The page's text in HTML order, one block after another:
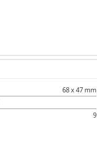
68 x 47 mm
9